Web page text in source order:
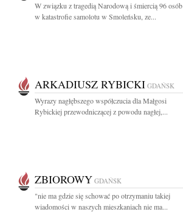
W związku z tragedią Narodową i śmiercią 96 osób
w katastrofie samolotu w Smoleńsku, ze...
ARKADIUSZ RYBICKI GDAŃSK
Wyrazy nagłębszego współczucia dla Małgosi
Rybickiej przewodniczącej z powodu nagłej,...
ZBIOROWY GDAŃSK
"nie ma gdzie się schować po otrzymaniu takiej
wiadomości w naszych mieszkaniach nie ma...